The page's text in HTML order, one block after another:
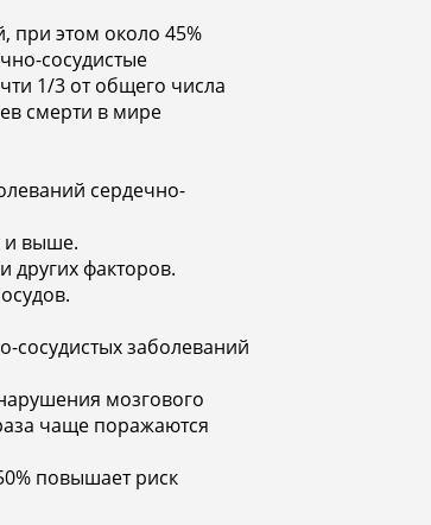
при этом около 45%
сосудистые
1/3 от общего числа
смерти в мире
сердечно-
и выше.
других факторов.
сосудистых заболеваний
мозгового
чаще поражаются
повышает риск